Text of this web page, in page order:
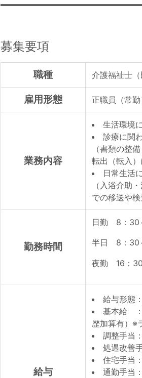
募集要項
職種 介護福祉士（
雇用形態 正職員（常勤
業務内容
生活環境
診療に関
（書類の整
転出（転入）
日常生活
（入浴介助
での移送や検
勤務時間
日勤 8：30
半日 8：30
夜勤 16：
給与
給与形態
基本給 ：
歴加算有）※
調整手当
処遇改善
住宅手当
通勤手当